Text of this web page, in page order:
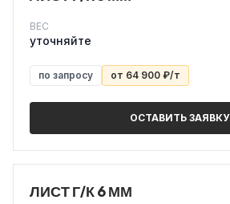
ВЕС
уточняйте
по запросу от 64 900 ₽/т
ОСТАВИТЬ ЗАЯВКУ
ЛИСТ Г/К 6 ММ